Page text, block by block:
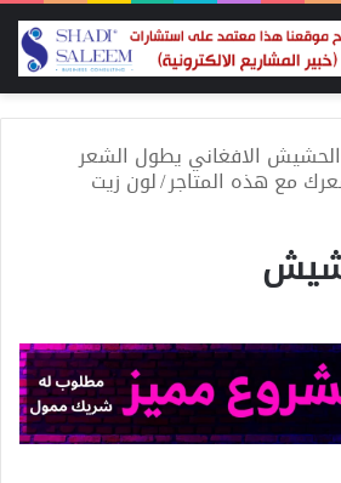
الافغاني يطول الشعر
مع هذه المتاجر/لون زيت